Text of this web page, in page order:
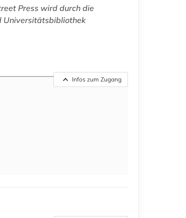
Press wird durch die
Universitätsbibliothek
Infos zum Zugang